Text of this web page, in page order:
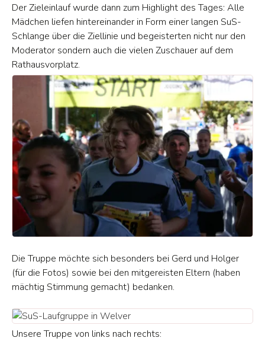
Der Zieleinlauf wurde dann zum Highlight des Tages: Alle
Mädchen liefen hintereinander in Form einer langen SuS-
Schlange über die Ziellinie und begeisterten nicht nur den
Moderator sondern auch die vielen Zuschauer auf dem
Rathausvorplatz.
Die Truppe möchte sich besonders bei Gerd und Holger
(für die Fotos) sowie bei den mitgereisten Eltern (haben
mächtig Stimmung gemacht) bedanken.
Unsere Truppe von links nach rechts: